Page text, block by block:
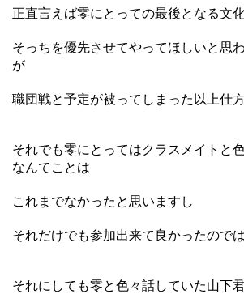
正直言えば零にとっての最後となる文
そっちを優先させてやってほしいと思
が
職団戦と予定が被ってしまった以上仕方
それでも零にとってはクラスメイトと
なんてことは
これまでなかったと思いますし
それだけでも参加出来て良かったのでは
それにしても零と色々話していた山下